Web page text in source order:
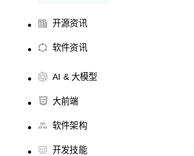
开源资讯
软件资讯
AI & 大模型
大前端
软件架构
开发技能